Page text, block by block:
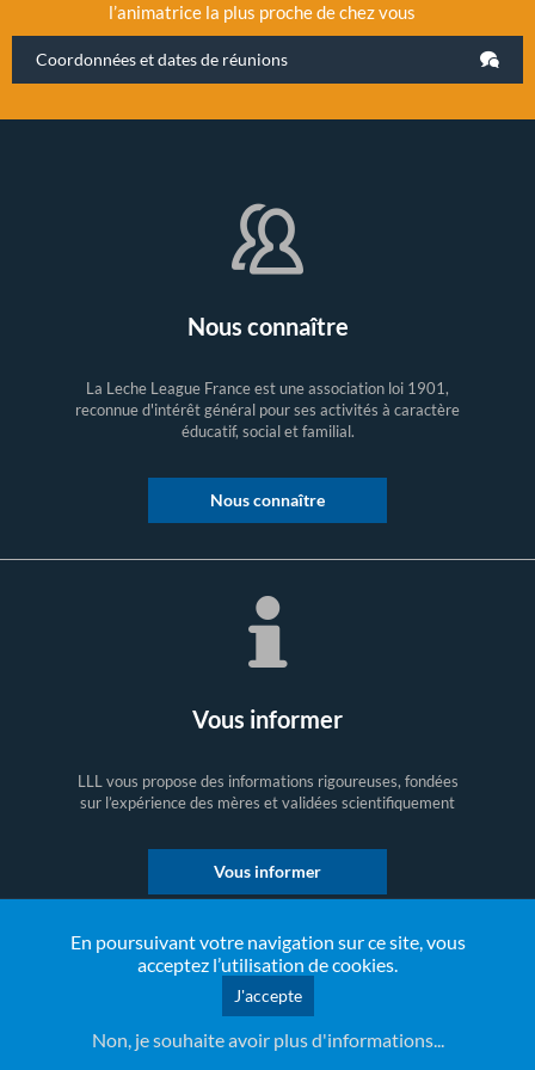
En poursuivant votre navigation sur ce site, vous
acceptez l’utilisation de cookies.
J'accepte
Non, je souhaite avoir plus d'informations...
l’animatrice la plus proche de chez vous
Coordonnées et dates de réunions
Nous connaître
La Leche League France est une association loi 1901,
reconnue d'intérêt général pour ses activités à caractère
éducatif, social et familial.
Nous connaître
Vous informer
LLL vous propose des informations rigoureuses, fondées
sur l’expérience des mères et validées scientifiquement
Vous informer